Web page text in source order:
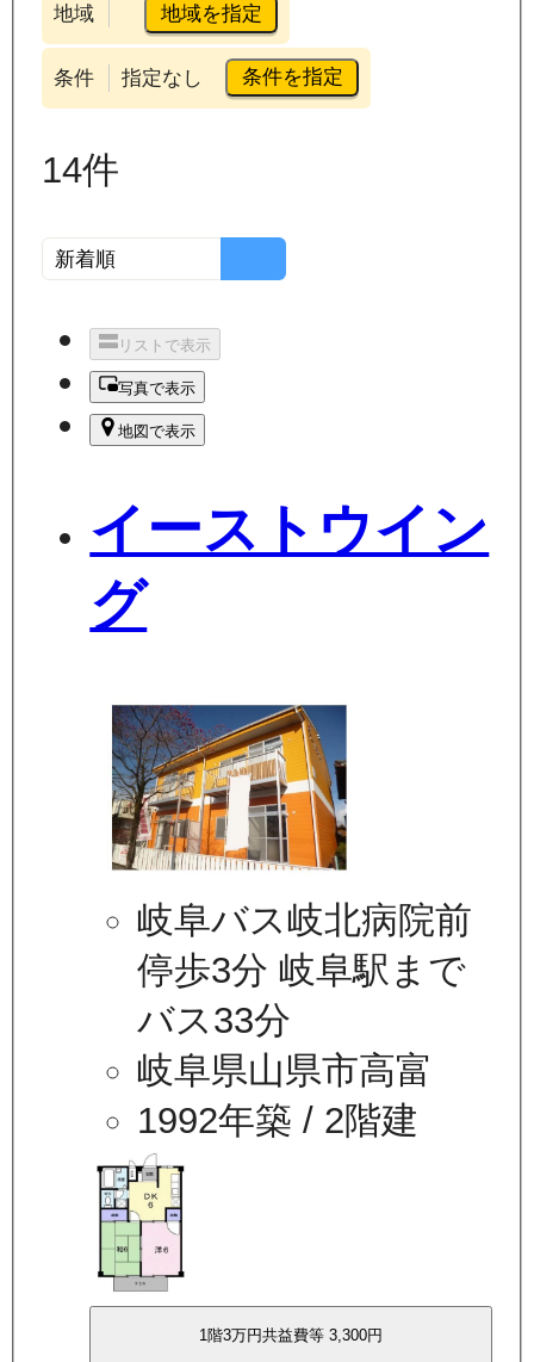
地域 地域を指定
条件 指定なし 条件を指定
14件
リストで表示
写真で表示
地図で表示
イーストウイン
グ
岐阜バス岐北病院前
停歩3分 岐阜駅まで
バス33分
岐阜県山県市高富
1992年築 / 2階建
1 階3万円共益費等 3,300円